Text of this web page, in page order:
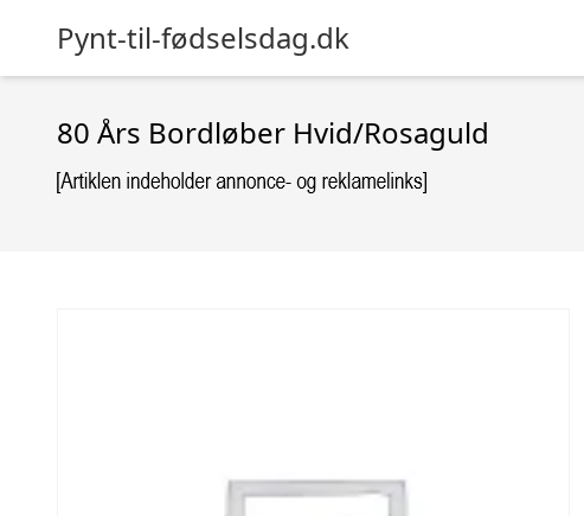
Pynt-til-fødselsdag.dk
80 Års Bordløber Hvid/Rosaguld